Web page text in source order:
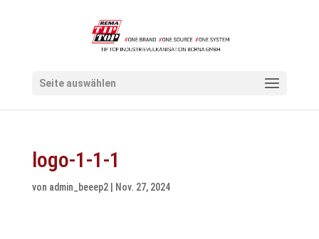
Seite auswählen
logo-1-1-1
von admin_beeep2| Nov. 27, 2024